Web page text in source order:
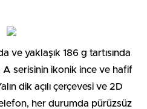
ve yaklaşık 186 g tartısında
serisinin ikonik ince ve hafif
dik açılı çerçevesi ve 2D
her durumda pürüzsüz